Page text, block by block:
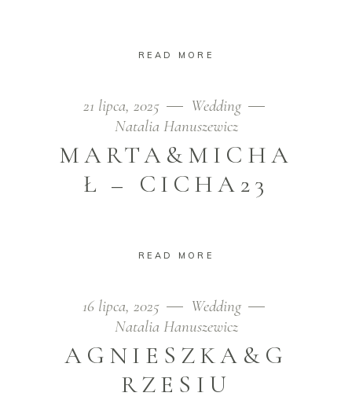
READ MORE
21 lipca, 2025
Wedding
Natalia Hanuszewicz
MARTA&MICHA
Ł – CICHA23
READ MORE
16 lipca, 2025
Wedding
Natalia Hanuszewicz
AGNIESZKA&G
RZESIU